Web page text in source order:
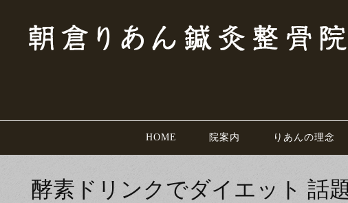
HOME 院案内 りあんの理念
酵素ドリンクでダイエット 話